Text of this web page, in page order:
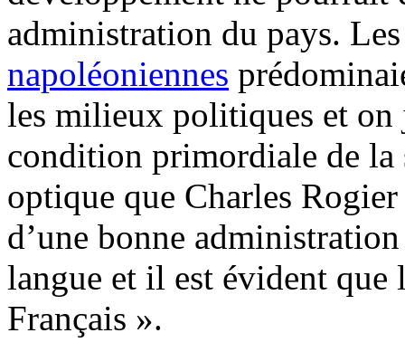
administration du pays.
napoléoniennes
les milieux politiques et
condition primordiale de la
optique que Charles
d’une bonne
langue et il est évident que
Français ».